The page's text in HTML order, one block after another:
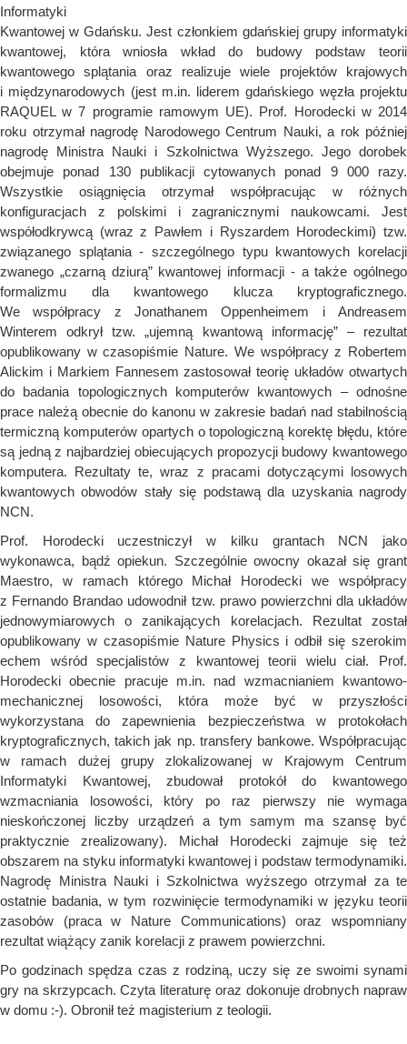
Informatyki
Kwantowej w Gdańsku. Jest członkiem gdańskiej grupy informatyki
kwantowej, która wniosła wkład do budowy podstaw teorii
kwantowego splątania oraz realizuje wiele projektów krajowych
i międzynarodowych (jest m.in. liderem gdańskiego węzła projektu
RAQUEL w 7 programie ramowym UE). Prof. Horodecki w 2014
roku otrzymał nagrodę Narodowego Centrum Nauki, a rok później
nagrodę Ministra Nauki i Szkolnictwa Wyższego. Jego dorobek
obejmuje ponad 130 publikacji cytowanych ponad 9 000 razy.
Wszystkie osiągnięcia otrzymał współpracując w różnych
konfiguracjach z polskimi i zagranicznymi naukowcami. Jest
współodkrywcą (wraz z Pawłem i Ryszardem Horodeckimi) tzw.
związanego splątania - szczególnego typu kwantowych korelacji
zwanego „czarną dziurą” kwantowej informacji - a także ogólnego
formalizmu dla kwantowego klucza kryptograficznego.
We współpracy z Jonathanem Oppenheimem i Andreasem
Winterem odkrył tzw. „ujemną kwantową informację” – rezultat
opublikowany w czasopiśmie Nature. We współpracy z Robertem
Alickim i Markiem Fannesem zastosował teorię układów otwartych
do badania topologicznych komputerów kwantowych – odnośne
prace należą obecnie do kanonu w zakresie badań nad stabilnością
termiczną komputerów opartych o topologiczną korektę błędu, które
są jedną z najbardziej obiecujących propozycji budowy kwantowego
komputera. Rezultaty te, wraz z pracami dotyczącymi losowych
kwantowych obwodów stały się podstawą dla uzyskania nagrody
NCN.
Prof. Horodecki uczestniczył w kilku grantach NCN jako
wykonawca, bądź opiekun. Szczególnie owocny okazał się grant
Maestro, w ramach którego Michał Horodecki we współpracy
z Fernando Brandao udowodnił tzw. prawo powierzchni dla układów
jednowymiarowych o zanikających korelacjach. Rezultat został
opublikowany w czasopiśmie Nature Physics i odbił się szerokim
echem wśród specjalistów z kwantowej teorii wielu ciał. Prof.
Horodecki obecnie pracuje m.in. nad wzmacnianiem kwantowo-
mechanicznej losowości, która może być w przyszłości
wykorzystana do zapewnienia bezpieczeństwa w protokołach
kryptograficznych, takich jak np. transfery bankowe. Współpracując
w ramach dużej grupy zlokalizowanej w Krajowym Centrum
Informatyki Kwantowej, zbudował protokół do kwantowego
wzmacniania losowości, który po raz pierwszy nie wymaga
nieskończonej liczby urządzeń a tym samym ma szansę być
praktycznie zrealizowany). Michał Horodecki zajmuje się też
obszarem na styku informatyki kwantowej i podstaw termodynamiki.
Nagrodę Ministra Nauki i Szkolnictwa wyższego otrzymał za te
ostatnie badania, w tym rozwinięcie termodynamiki w języku teorii
zasobów (praca w Nature Communications) oraz wspomniany
rezultat wiążący zanik korelacji z prawem powierzchni.
Po godzinach spędza czas z rodziną, uczy się ze swoimi synami
gry na skrzypcach. Czyta literaturę oraz dokonuje drobnych napraw
w domu :-). Obronił też magisterium z teologii.